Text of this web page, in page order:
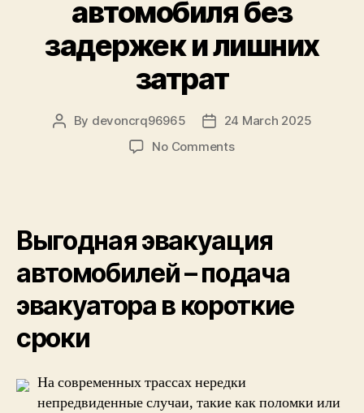
автомобиля без
задержек и лишних
затрат
Post
By devoncrq96965
Post24 March 2025
No Commentson
перевозка
автомобиля
без
задержек
и
Выгодная эвакуация
автомобилей – подача
эвакуатора в короткие
сроки
На современных трассах нередки
непредвиденные случаи, такие как поломки или